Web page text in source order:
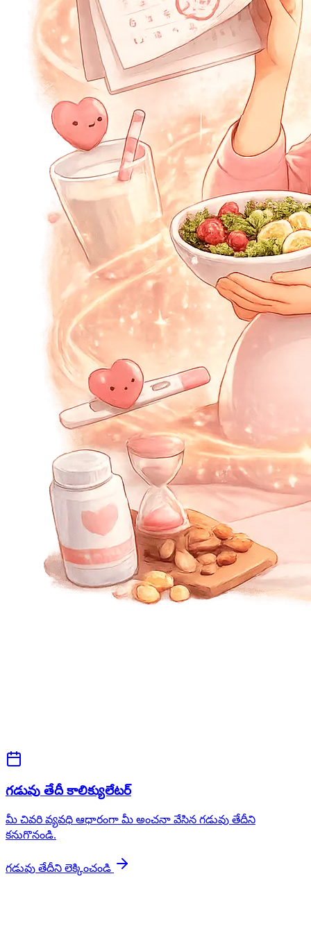
గడువు తేదీ కాలిక్యులేటర్
మీ చివరి వ్యవధి ఆధారంగా మీ అంచనా వేసిన గడువు తేదీని
కనుగొనండి.
గడువు తేదీని లెక్కించండి